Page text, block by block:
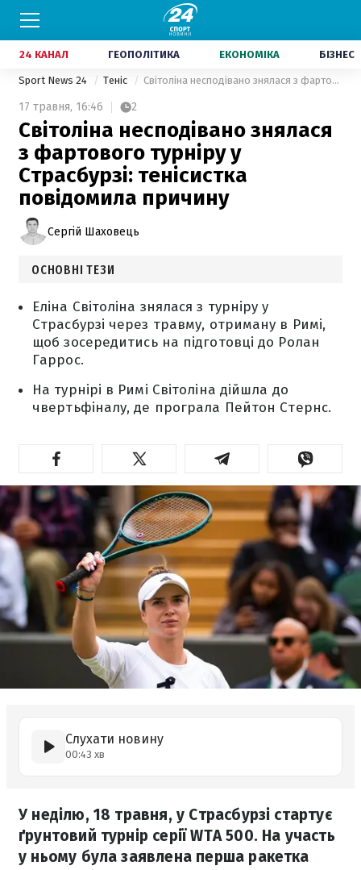
24 КАНАЛ ГЕОПОЛІТИКА ЕКОНОМІКА БІЗНЕС
Sport News 24 Теніс Світоліна несподівано знялася з фартового турніру у Страсбурзі: тенісистка повідомила причину
17 травня, 16:46 2
Світоліна несподівано знялася
з фартового турніру у
Страсбурзі: тенісистка
повідомила причину
Сергій Шаховець
ОСНОВНІ ТЕЗИ
Еліна Світоліна знялася з турніру у
Страсбурзі через травму, отриману в Римі,
щоб зосередитись на підготовці до Ролан
Гаррос.
На турнірі в Римі Світоліна дійшла до
чвертьфіналу, де програла Пейтон Стернс.
Слухати новину
00:43 хв
У неділю, 18 травня, у Страсбурзі стартує
ґрунтовий турнір серії WTA 500. На участь
у ньому була заявлена перша ракетка